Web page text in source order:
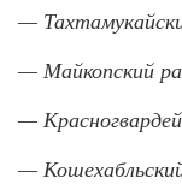
—
— Майкопский
—
—